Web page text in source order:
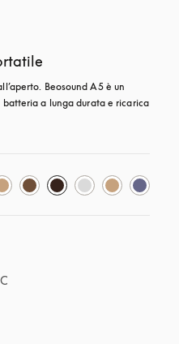
Beosound A5 è un
a lunga durata e ricarica